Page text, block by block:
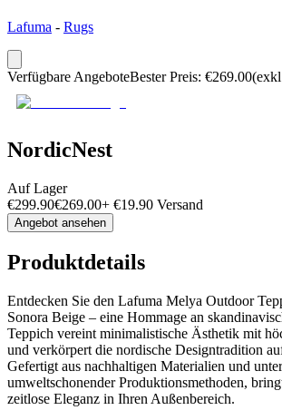
Lafuma - Rugs
Verfügbare AngeboteBester Preis: €269.00
NordicNest
Auf Lager
€299.90€269.00+ €19.90 Versand
Angebot ansehen
Produktdetails
Entdecken Sie den Lafuma Melya Outdoor
Sonora Beige – eine Hommage an
Teppich vereint minimalistische Ästhetik mit
und verkörpert die nordische Designtradition
Gefertigt aus nachhaltigen Materialien und
umweltschonender Produktionsmethoden,
zeitlose Eleganz in Ihren Außenbereich.